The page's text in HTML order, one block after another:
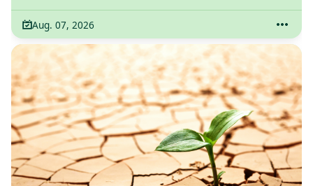
Aug. 07, 2026